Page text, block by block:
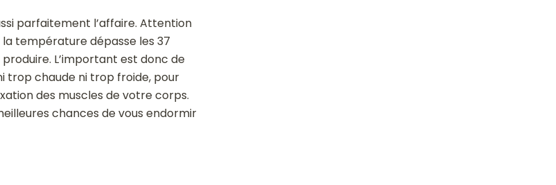
parfaitement l’affaire. Attention
température dépasse les 37
produire. L’important est donc de
trop chaude ni trop froide, pour
des muscles de votre corps.
chances de vous endormir